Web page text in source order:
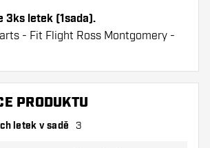
3ks letek (1sada).
- Fit Flight Ross Montgomery -
dlouhou životnost. Tyto letky lze
Cosmo Fit.
máte po ruce dostatek letky a
PRODUKTU
letek v sadě 3